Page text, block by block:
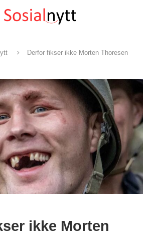
Derfor fikser ikke Morten Thoresen
ikke Morten